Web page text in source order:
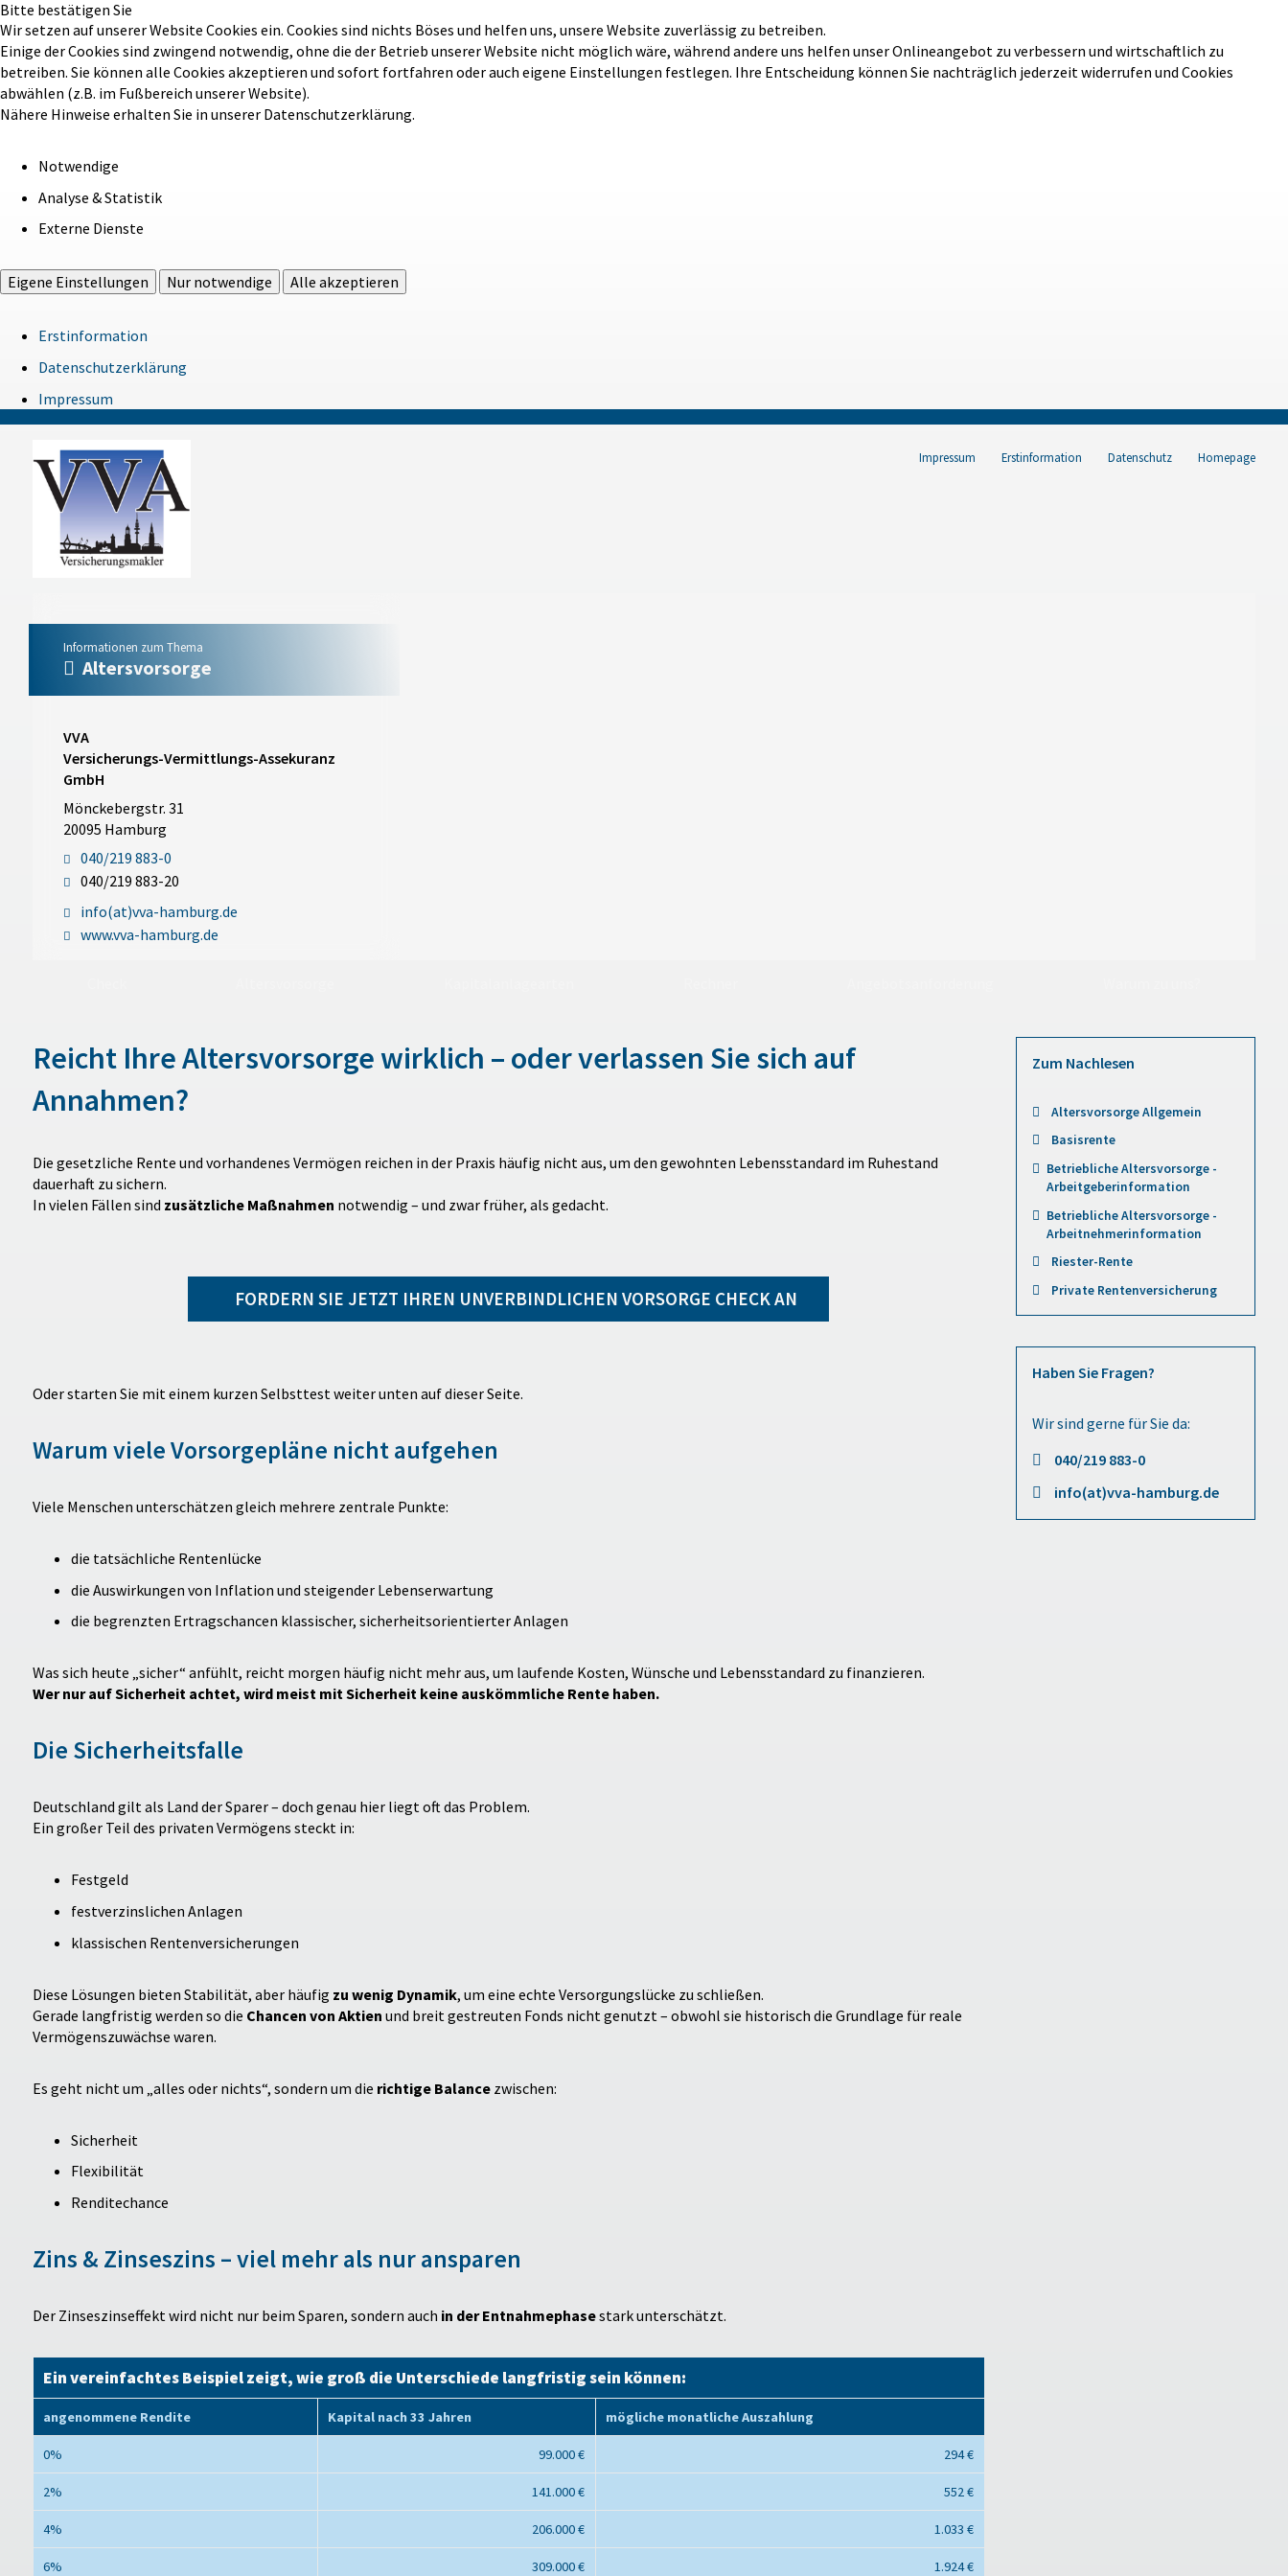
Bitte bestätigen Sie
Wir setzen auf unserer Website Cookies ein. Cookies sind nichts Böses und helfen uns, unsere Website zuverlässig zu betreiben.
Einige der Cookies sind zwingend notwendig, ohne die der Betrieb unserer Website nicht möglich wäre, während andere uns helfen unser Onlineangebot zu verbessern und wirtschaftlich zu
betreiben. Sie können alle Cookies akzeptieren und sofort fortfahren oder auch eigene Einstellungen festlegen. Ihre Entscheidung können Sie nachträglich jederzeit widerrufen und Cookies
abwählen (z.B. im Fußbereich unserer Website).
Nähere Hinweise erhalten Sie in unserer Datenschutzerklärung.
Notwendige
Analyse & Statistik
Externe Dienste
Eigene Einstellungen Nur notwendige Alle akzeptieren
Erstinformation
Datenschutzerklärung
Impressum
Impressum Erstinformation Datenschutz Homepage
Informationen zum Thema
Altersvorsorge
VVA
Versicherungs-Vermittlungs-Assekuranz
GmbH
Mönckebergstr. 31
20095 Hamburg
040/219 883-0
040/219 883-20
info(at)vva-hamburg.de
www.vva-hamburg.de
Reicht Ihre Altersvorsorge wirklich – oder verlassen Sie sich auf
Annahmen?
Die gesetzliche Rente und vorhandenes Vermögen reichen in der Praxis häufig nicht aus, um den gewohnten Lebensstandard im Ruhestand
dauerhaft zu sichern.
In vielen Fällen sind zusätzliche Maßnahmen notwendig – und zwar früher, als gedacht.
FORDERN SIE JETZT IHREN UNVERBINDLICHEN VORSORGE CHECK AN
Oder starten Sie mit einem kurzen Selbsttest weiter unten auf dieser Seite.
Warum viele Vorsorgepläne nicht aufgehen
Viele Menschen unterschätzen gleich mehrere zentrale Punkte:
die tatsächliche Rentenlücke
die Auswirkungen von Inflation und steigender Lebenserwartung
die begrenzten Ertragschancen klassischer, sicherheitsorientierter Anlagen
Was sich heute „sicher“ anfühlt, reicht morgen häufig nicht mehr aus, um laufende Kosten, Wünsche und Lebensstandard zu finanzieren.
Wer nur auf Sicherheit achtet, wird meist mit Sicherheit keine auskömmliche Rente haben.
Die Sicherheitsfalle
Deutschland gilt als Land der Sparer – doch genau hier liegt oft das Problem.
Ein großer Teil des privaten Vermögens steckt in:
Festgeld
festverzinslichen Anlagen
klassischen Rentenversicherungen
Diese Lösungen bieten Stabilität, aber häufig zu wenig Dynamik, um eine echte Versorgungslücke zu schließen.
Gerade langfristig werden so die Chancen von Aktien und breit gestreuten Fonds nicht genutzt – obwohl sie historisch die Grundlage für reale
Vermögenszuwächse waren.
Es geht nicht um „alles oder nichts“, sondern um die richtige Balancezwischen:
Sicherheit
Flexibilität
Renditechance
Zins & Zinseszins – viel mehr als nur ansparen
Der Zinseszinseffekt wird nicht nur beim Sparen, sondern auch in der Entnahmephasestark unterschätzt.
Ein vereinfachtes Beispiel zeigt, wie groß die Unterschiede langfristig sein können:
angenommene Rendite Kapital nach 33 Jahren mögliche monatliche Auszahlung
0% 99.000 € 294 €
2% 141.000 € 552 €
4% 206.000 € 1.033 €
6% 309.000 € 1.924 €
Zum Nachlesen
Altersvorsorge Allgemein
Basisrente
Betriebliche Altersvorsorge -
Arbeitgeberinformation
Betriebliche Altersvorsorge -
Arbeitnehmerinformation
Riester-Rente
Private Rentenversicherung
Haben Sie Fragen?
Wir sind gerne für Sie da:
040/219 883-0
info(at)vva-hamburg.de